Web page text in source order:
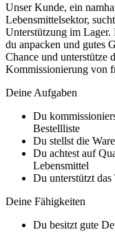
Unser Kunde, ein
Lebensmittelsektor,
Unterstützung im Lager.
du anpacken und gutes
Chance und unterstütze
Kommissionierung von
Deine Aufgaben
Du
Bestellliste
Du stellst die
Du achtest auf
Lebensmittel
Du unterstützt
Deine Fähigkeiten
Du besitzt gute